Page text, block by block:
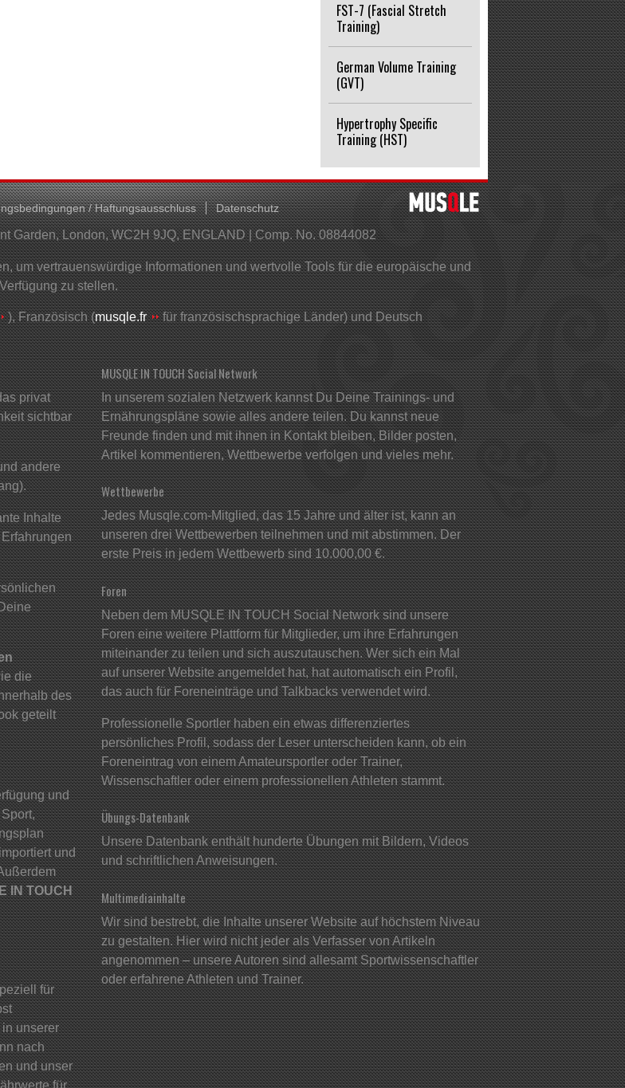
FST-7 (Fascial Stretch
Training)
German Volume Training
(GVT)
Hypertrophy Specific
Training (HST)
/ Haftungsausschluss Datenschutz
Garden, London, WC2H 9JQ, ENGLAND | Comp. No. 08844082
um vertrauenswürdige Informationen und wertvolle Tools für die europäische und
zu stellen.
), Französisch (musqle.fr
für französischsprachige Länder) und Deutsch
privat
sichtbar
andere
Inhalte
die
des
geteilt
und
und
IN TOUCH
für
unserer
nach
und unser
MUSQLE IN TOUCH Social Network
In unserem sozialen Netzwerk kannst Du Deine Trainings- und
Ernährungspläne sowie alles andere teilen. Du kannst neue
Freunde finden und mit ihnen in Kontakt bleiben, Bilder posten,
Artikel kommentieren, Wettbewerbe verfolgen und vieles mehr.
Wettbewerbe
Jedes Musqle.com-Mitglied, das 15 Jahre und älter ist, kann an
unseren drei Wettbewerben teilnehmen und mit abstimmen. Der
erste Preis in jedem Wettbewerb sind 10.000,00 €.
Foren
Neben dem MUSQLE IN TOUCH Social Network sind unsere
Foren eine weitere Plattform für Mitglieder, um ihre Erfahrungen
miteinander zu teilen und sich auszutauschen. Wer sich ein Mal
auf unserer Website angemeldet hat, hat automatisch ein Profil,
das auch für Foreneinträge und Talkbacks verwendet wird.
Professionelle Sportler haben ein etwas differenziertes
persönliches Profil, sodass der Leser unterscheiden kann, ob ein
Foreneintrag von einem Amateursportler oder Trainer,
Wissenschaftler oder einem professionellen Athleten stammt.
Übungs-Datenbank
Unsere Datenbank enthält hunderte Übungen mit Bildern, Videos
und schriftlichen Anweisungen.
Multimediainhalte
Wir sind bestrebt, die Inhalte unserer Website auf höchstem Niveau
zu gestalten. Hier wird nicht jeder als Verfasser von Artikeln
angenommen – unsere Autoren sind allesamt Sportwissenschaftler
oder erfahrene Athleten und Trainer.